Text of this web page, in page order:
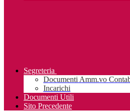
Segreteria
Documenti Amm.vo
Incarichi
Documenti Utili
Sito Precedente